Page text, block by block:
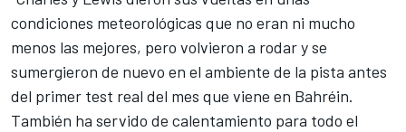
condiciones meteorológicas que no eran ni mucho
menos las mejores, pero volvieron a rodar y se
sumergieron de nuevo en el ambiente de la pista antes
del primer test real del mes que viene en Bahréin.
También ha servido de calentamiento para todo el